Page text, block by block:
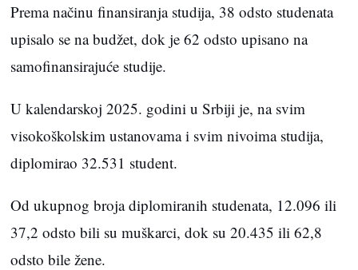
Prema načinu finansiranja studija, 38 odsto studenata
upisalo se na budžet, dok je 62 odsto upisano na
samofinansirajuće studije.
U kalendarskoj 2025. godini u Srbiji je, na svim
visokoškolskim ustanovama i svim nivoima studija,
diplomirao 32.531 student.
Od ukupnog broja diplomiranih studenata, 12.096 ili
37,2 odsto bili su muškarci, dok su 20.435 ili 62,8
odsto bile žene.